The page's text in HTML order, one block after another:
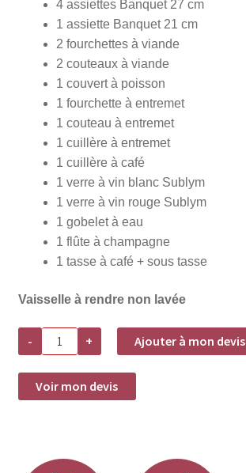
4 assiettes Banquet 27 cm
1 assiette Banquet 21 cm
2 fourchettes à viande
2 couteaux à viande
1 couvert à poisson
1 fourchette à entremet
1 couteau à entremet
1 cuillère à entremet
1 cuillère à café
1 verre à vin blanc Sublym
1 verre à vin rouge Sublym
1 gobelet à eau
1 flûte à champagne
1 tasse à café + sous tasse
Vaisselle à rendre non lavée
-
quantité
Formule
Banquet
5
+ Ajouter à mon devis
Voir mon devis